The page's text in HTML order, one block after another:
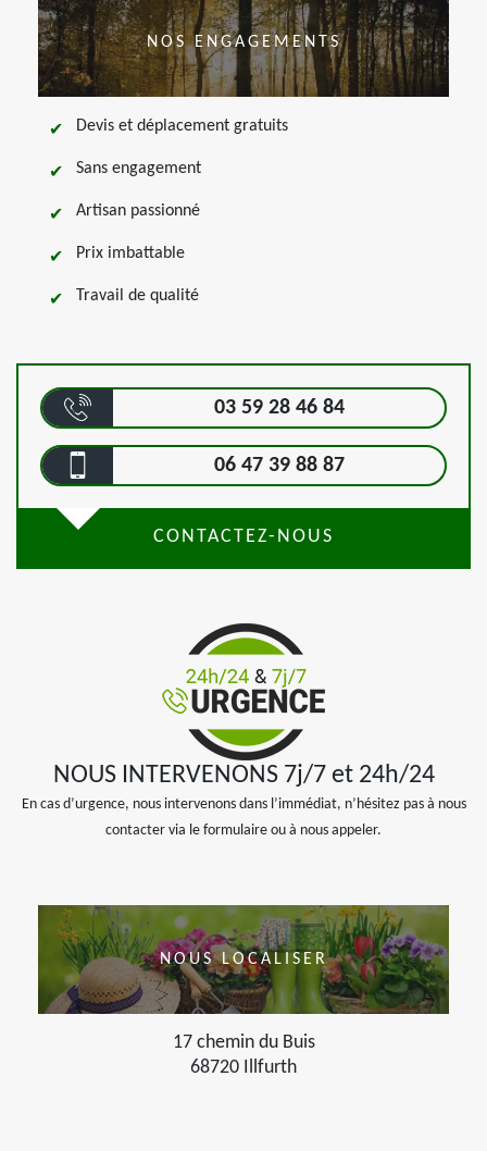
NOS ENGAGEMENTS
Devis et déplacement gratuits
Sans engagement
Artisan passionné
Prix imbattable
Travail de qualité
03 59 28 46 84
06 47 39 88 87
CONTACTEZ-NOUS
NOUS INTERVENONS 7j/7 et 24h/24
En cas d’urgence, nous intervenons dans l’immédiat, n’hésitez pas à nous
contacter via le formulaire ou à nous appeler.
NOUS LOCALISER
17 chemin du Buis
68720 Illfurth